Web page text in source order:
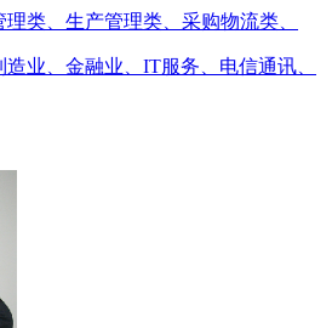
理类、生产管理类、采购物流类、
造业、金融业、IT服务、电信通讯、